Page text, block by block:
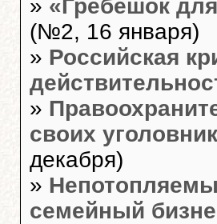
» «Гребешок
(№2, 16 января)
» Российская
»
своих
декабря)
»
семейный